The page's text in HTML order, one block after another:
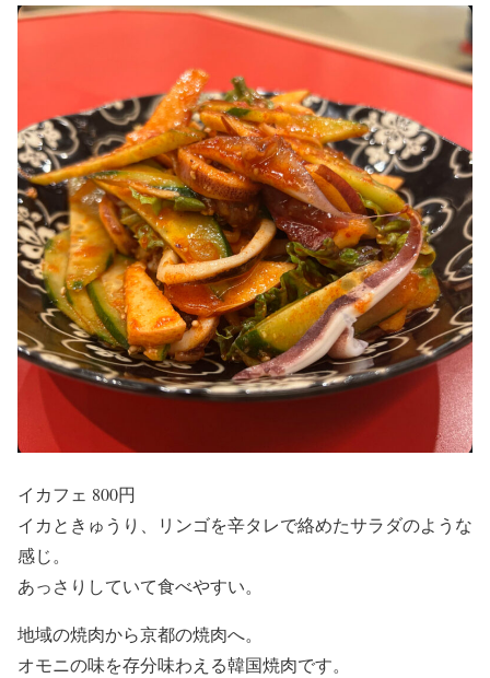
イカフェ 800円
イカときゅうり、リンゴを辛タレで絡めたサラダのような
感じ。
あっさりしていて食べやすい。
地域の焼肉から京都の焼肉へ。
オモニの味を存分味わえる韓国焼肉です。